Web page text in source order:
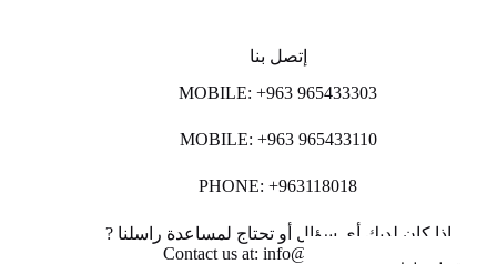
إتصل بنا
MOBILE: +963 965433303
MOBILE: +963 965433110
PHONE: +963118018
اذا كان لديك أي سؤال أو تحتاج لمساعدة راسلنا ?
Contact us at: info@lpco-llc.com